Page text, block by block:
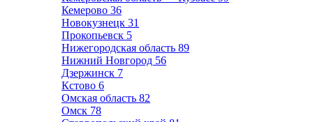
Кемерово 36
Новокузнецк 31
Прокопьевск 5
Нижегородская область 89
Нижний Новгород 56
Дзержинск 7
Кстово 6
Омская область 82
Омск 78